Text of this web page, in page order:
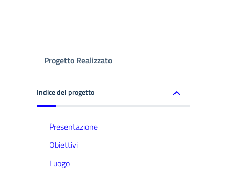
Progetto Realizzato
Indice del progetto
Presentazione
Obiettivi
Luogo